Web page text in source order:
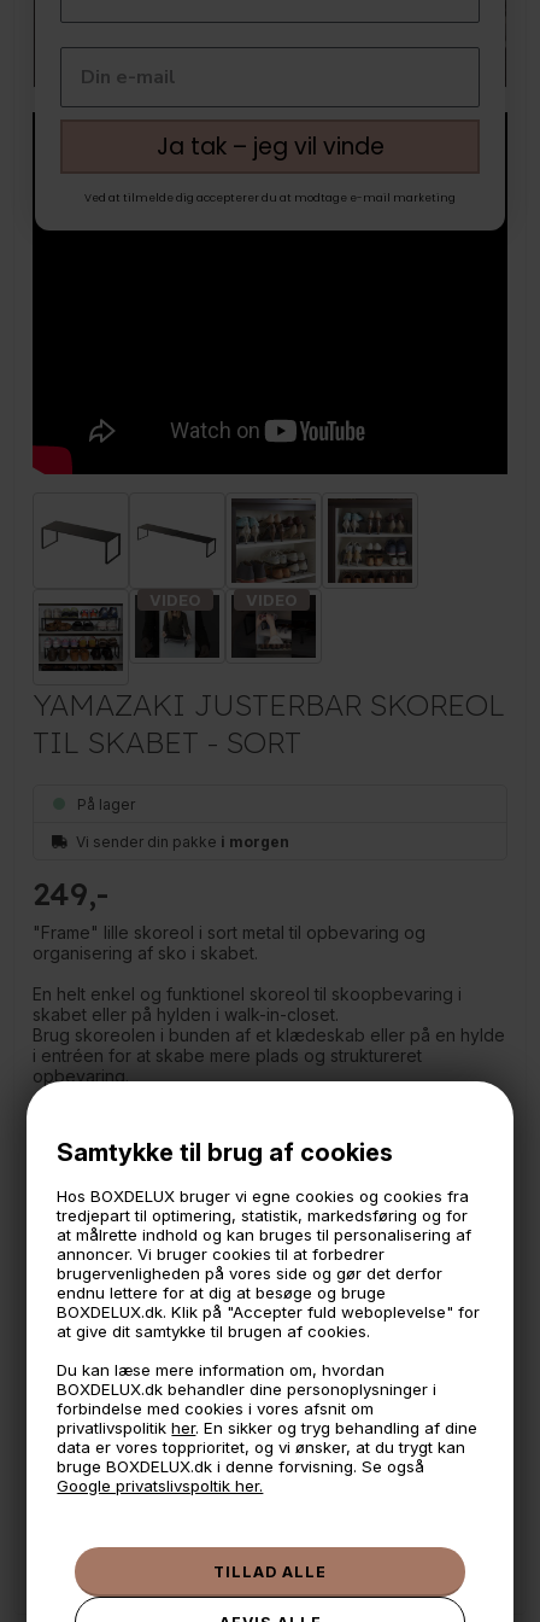
Samtykke til brug af cookies
Hos BOXDELUX bruger vi egne cookies og cookies fra
tredjepart til optimering, statistik, markedsføring og for
at målrette indhold og kan bruges til personalisering af
annoncer. Vi bruger cookies til at forbedrer
brugervenligheden på vores side og gør det derfor
endnu lettere for at dig at besøge og bruge
BOXDELUX.dk. Klik på "Accepter fuld weboplevelse" for
at give dit samtykke til brugen af cookies.
Du kan læse mere information om, hvordan
BOXDELUX.dk behandler dine personoplysninger i
forbindelse med cookies i vores afsnit om
privatlivspolitikher. En sikker og tryg behandling af dine
data er vores topprioritet, og vi ønsker, at du trygt kan
bruge BOXDELUX.dk i denne forvisning. Se også
Google privatslivspoltik her.
YAMAZAKI JUSTERBAR SKOREOL
TIL SKABET - SORT
På lager
Vi sender din pakke i morgen
249
"Frame" lille skoreol i sort metal til opbevaring og
organisering af sko i skabet.
En helt enkel og funktionel skoreol til skoopbevaring i
skabet eller på hylden i walk-in-closet.
Brug skoreolen i bunden af et klædeskab eller på en hylde
i entréen for at skabe mere plads og struktureret
opbevaring.
cm. så det passer ind lige præcis der hvor du ønsker.
Reolen er lavet i sort malet metal
Måler
34 cm. bred -> 60 cm.
12 cm. dyb
10 cm. høj
🕚 Bestil inden 11 & vi sender samme dag på hverdage
🧺 Kan du lægge varen i kurven, er den på lager
🌟 4,9 med over 1200 anmeldelser ★★★★★
📦 Fragtfri v. køb over 999,- ellers fra 49,- med GLS
💳 Betal med
Kundeservice mail@boxdelux.dk (24/7)
Ja tak – jeg vil vinde
Ved at tilmelde dig accepterer du at modtage e-mail marketing